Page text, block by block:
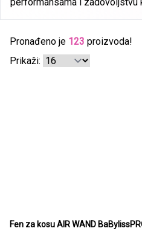
Pronađeno je 123 proizvoda!
Prikaži:
Fen za kosu AIR WAND